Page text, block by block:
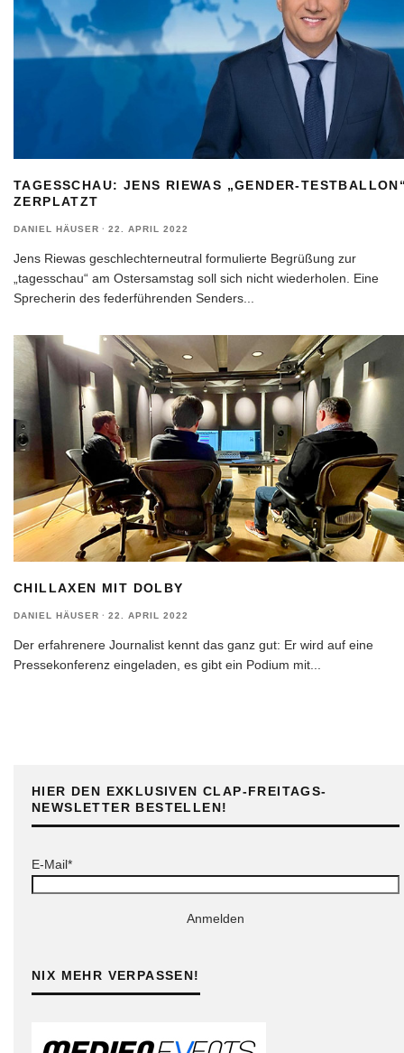
TAGESSCHAU: JENS RIEWAS „GENDER-
ZERPLATZT
DANIEL HÄUSER · 22. APRIL 2022
Jens Riewas geschlechterneutral formulierte Begrüßung zur
„tagesschau“ am Ostersamstag soll sich nicht wiederholen. Eine
Sprecherin des federführenden Senders...
CHILLAXEN MIT DOLBY
DANIEL HÄUSER · 22. APRIL 2022
Der erfahrenere Journalist kennt das ganz gut: Er wird auf eine
Pressekonferenz eingeladen, es gibt ein Podium mit...
HIER DEN EXKLUSIVEN CLAP-FREITAGS-
NEWSLETTER BESTELLEN!
E-Mail*
Anmelden
NIX MEHR VERPASSEN!